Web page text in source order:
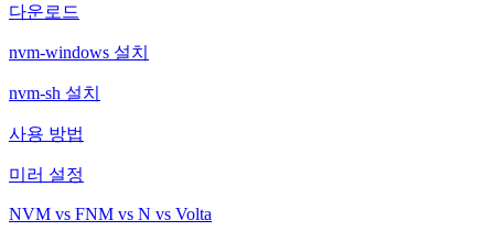
다운로드
nvm-windows 설치
nvm-sh 설치
사용 방법
미러 설정
NVM vs FNM vs N vs Volta